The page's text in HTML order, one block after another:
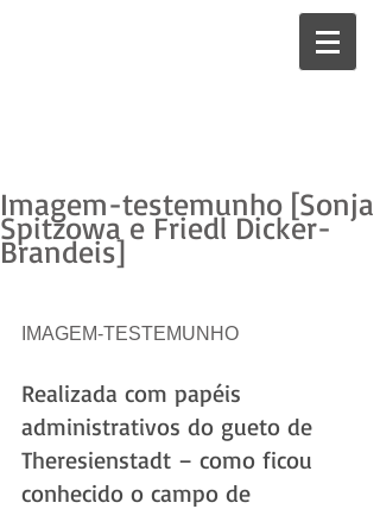
Imagem-testemunho [Sonja
Spitzowa e Friedl Dicker-
Brandeis]
IMAGEM-TESTEMUNHO
Realizada com papéis
administrativos do gueto de
Theresienstadt – como ficou
conhecido o campo de